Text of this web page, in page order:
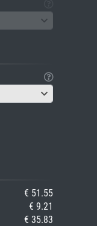
€ 51.55
€ 9.21
€ 35.83